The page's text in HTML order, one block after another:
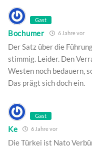
Gast
Bochumer 6 Jahre vor
Der Satz über die
stimmig. Leider. Den
Westen noch bedauern,
Das prägt sich doch ein.
Gast
Ke 6 Jahre vor
Die Türkei ist Nato